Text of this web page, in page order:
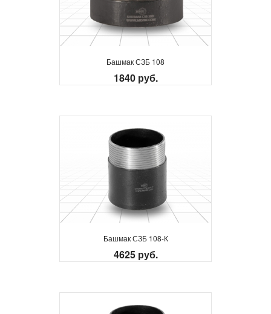
Башмак СЗБ 108
1840 руб.
Башмак СЗБ 108-К
4625 руб.